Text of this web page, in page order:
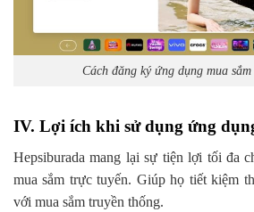
Cách đăng ký ứng dụng mua
IV. Lợi ích khi sử dụng ứng
Hepsiburada mang lại sự tiện lợi tối đa
mua sắm trực tuyến. Giúp họ tiết kiệm
với mua sắm truyền thống.